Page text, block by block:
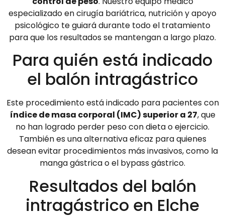
especializado en cirugía bariátrica, nutrición y apoyo
psicológico te guiará durante todo el tratamiento
para que los resultados se mantengan a largo plazo.
Para quién está indicado
el balón intragástrico
Este procedimiento está indicado para pacientes con
índice de masa corporal (IMC) superior a 27, que
no han logrado perder peso con dieta o ejercicio.
También es una alternativa eficaz para quienes
desean evitar procedimientos más invasivos, como la
manga gástrica o el bypass gástrico.
Resultados del balón
intragástrico en Elche